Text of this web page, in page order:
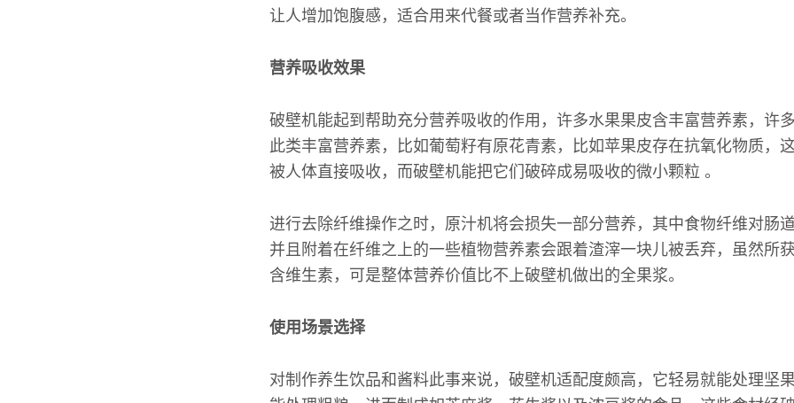
让人增加饱腹感，适合用来代餐或者当作营养补充。
营养吸收效果
破壁机能起到帮助充分营养吸收的作用，许多水果果皮含丰富营养素，许
此类丰富营养素，比如葡萄籽有原花青素，比如苹果皮存在抗氧化物质，
被人体直接吸收，而破壁机能把它们破碎成易吸收的微小颗粒 。
进行去除纤维操作之时，原汁机将会损失一部分营养，其中食物纤维对肠
并且附着在纤维之上的一些植物营养素会跟着渣滓一块儿被丢弃，虽然所
含维生素，可是整体营养价值比不上破壁机做出的全果浆。
使用场景选择
对制作养生饮品和酱料此事来说，破壁机适配度颇高，它轻易就能处理坚